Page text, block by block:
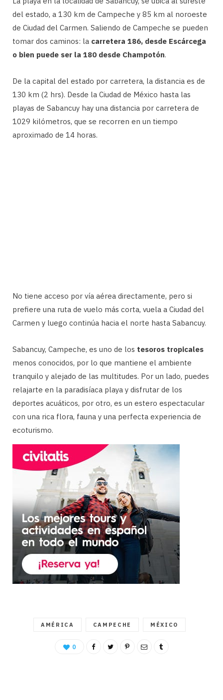
del estado, a 130 km de Campeche y 85 km al noroeste
de Ciudad del Carmen. Saliendo de Campeche se pueden
tomar dos caminos: la carretera 186, desde Escárcega
o bien puede ser la 180 desde Champotón.
De la capital del estado por carretera, la distancia es de
130 km (2 hrs). Desde la Ciudad de México hasta las
playas de Sabancuy hay una distancia por carretera de
1029 kilómetros, que se recorren en un tiempo
aproximado de 14 horas.
No tiene acceso por vía aérea directamente, pero si
prefiere una ruta de vuelo más corta, vuela a Ciudad del
Carmen y luego continúa hacia el norte hasta Sabancuy.
Sabancuy, Campeche, es uno de los tesoros tropicales
menos conocidos, por lo que mantiene el ambiente
tranquilo y alejado de las multitudes. Por un lado, puedes
relajarte en la paradisíaca playa y disfrutar de los
deportes acuáticos, por otro, es un estero espectacular
con una rica flora, fauna y una perfecta experiencia de
ecoturismo.
AMÉRICA CAMPECHE MÉXICO
0